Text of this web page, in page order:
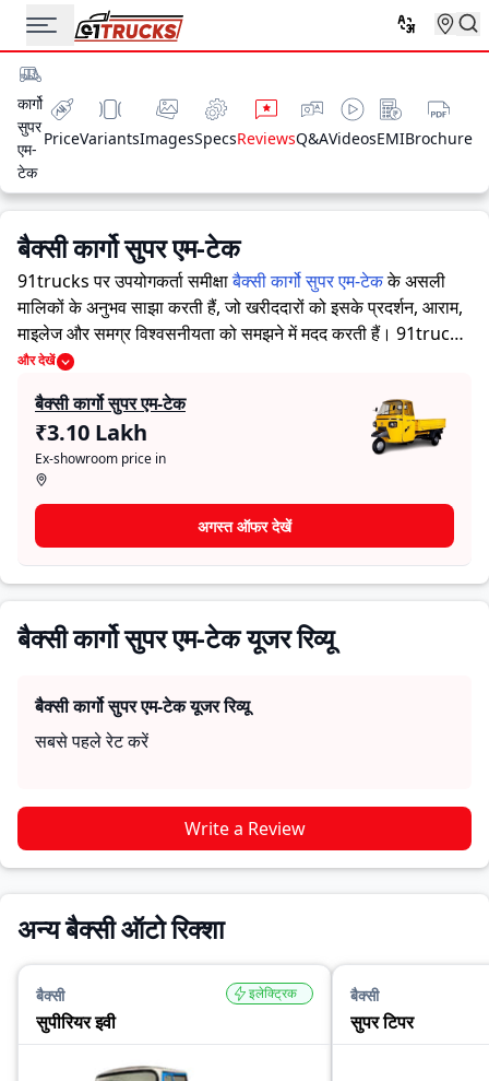
कार्गो
सुपर
एम-
टेक
PriceVariantsImagesSpecsReviewsQ&AVideosEMIBrochure
बैक्सी कार्गो सुपर एम-टेक
91trucks पर उपयोगकर्ता समीक्षाबैक्सी कार्गो सुपर एम-टेकके असली
मालिकों के अनुभव साझा करती हैं, जो खरीददारों को इसके प्रदर्शन, आराम,
माइलेज और समग्र विश्वसनीयता को समझने में मदद करती हैं। 91trucks
खरीददारों और मालिकों को सूचित निर्णय लेने में सहायता करने के लिए
और कमजोरियों पर आधारित मूल्यांकन के साथ-साथ, इस प्लेटफ़ॉर्म पर एक
विशेष सेक्शन है जहाँ असली मालिक बैक्सी कार्गो सुपर एम-टेक के साथ अपने
अनुभव साझा करते हैं। ये सीधे अनुभव प्रदर्शन, आराम, माइलेज और
विश्वसनीयता के बारे में व्यावहारिक जानकारी देते हैं, जिससे भविष्य के
खरीदार यह तय कर सकते हैं कि क्याबैक्सी कार्गो सुपर एम-टेक
जरूरतों के लिए सही है।
और देखें
बैक्सी कार्गो सुपर एम-टेक
₹3.10 Lakh
Ex-showroom price in
अगस्त ऑफर देखें
बैक्सी कार्गो सुपर एम-टेक यूजर रिव्यू
बैक्सी कार्गो सुपर एम-टेकयूजर रिव्यू
सबसे पहले रेट करें
Write a Review
अन्य बैक्सी ऑटो रिक्शा
बैक्सी
सुपीरियर इवी
इलेक्ट्रिक बैक्सी
सुपर टिपर